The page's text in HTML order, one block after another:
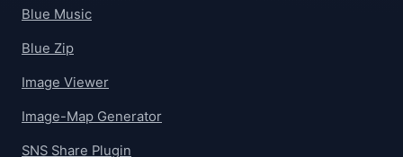
Blue Music
Blue Zip
Image Viewer
Image-Map Generator
SNS Share Plugin